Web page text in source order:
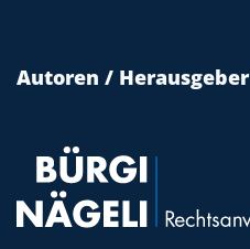
Autoren / Herausgeber